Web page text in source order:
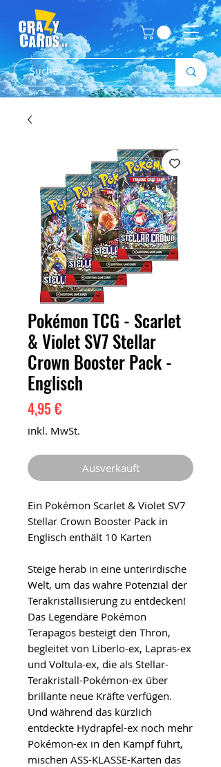
Pokémon TCG - Scarlet
& Violet SV7 Stellar
Crown Booster Pack -
Englisch
4,95 €
inkl. MwSt.
Ausverkauft
Ein Pokémon Scarlet & Violet SV7
Stellar Crown Booster Pack in
Englisch enthält 10 Karten
Steige herab in eine unterirdische
Welt, um das wahre Potenzial der
Terakristallisierung zu entdecken!
Das Legendäre Pokémon
Terapagos besteigt den Thron,
begleitet von Liberlo-ex, Lapras-ex
und Voltula-ex, die als Stellar-
Terakristall-Pokémon-ex über
brillante neue Kräfte verfügen.
Und während das kürzlich
entdeckte Hydrapfel-ex noch mehr
Pokémon-ex in den Kampf führt,
mischen ASS-KLASSE-Karten das